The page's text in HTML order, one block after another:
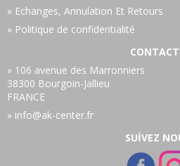
Echanges, Annulation Et Retours
Politique de confidentialité
106 avenue des Marronniers
38300 Bourgoin-Jallieu
FRANCE
info@ak-center.fr
SUİVEZ